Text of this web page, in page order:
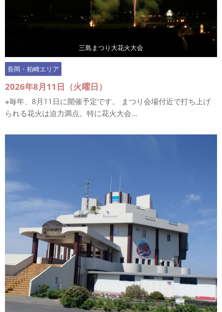
三島まつり大花火大会
長岡・柏崎エリア
2026年8月11日（火曜日）
※毎年、8月11日に開催予定です。 まつり会場付近で打ち上げ
られる花火は迫力満点。特に花火大会...